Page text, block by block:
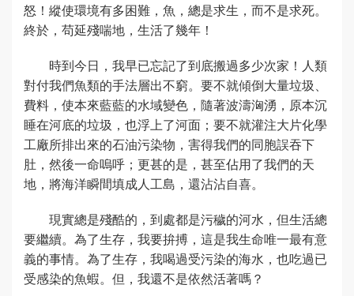
怒！縱使環境有多困難，魚，總是求生，而不是求死。
終於，苟延殘喘地，生活了幾年！
時到今日，我早已忘記了到底搬過多少次家！人類
對付我們魚類的手法層出不窮。要不就傾倒大量垃圾、
費料，使本來藍藍的水域變色，隨著波濤洶湧，原本沉
睡在河底的垃圾，也浮上了河面；要不就灌注大片化學
工廠所排出來的石油污染物，害得我們的同胞誤吞下
肚，然後一命嗚呼；更甚的是，甚至佔用了我們的天
地，將海洋瞬間填成人工島，還沾沾自喜。
現實總是殘酷的，到處都是污穢的河水，但生活總
要繼續。為了生存，我要拚搏，這是我生命唯一最有意
義的事情。為了生存，我喝過受污染的海水，也吃過已
受感染的魚蝦。但，我還不是依然活著嗎？